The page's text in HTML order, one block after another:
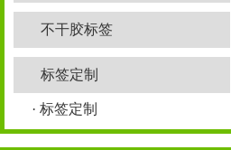
不干胶标签
标签定制
· 标签定制